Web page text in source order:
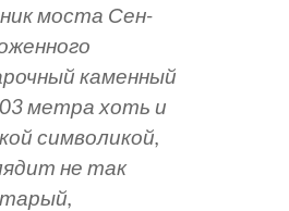
моста Сен-
каменный
метра хоть и
символикой,
не так